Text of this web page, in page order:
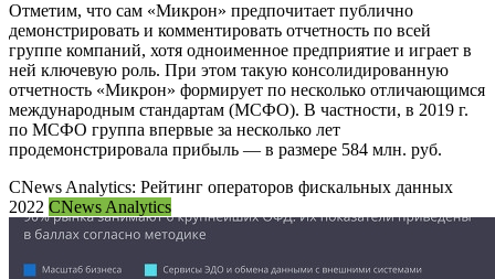
Отметим, что сам «Микрон» предпочитает публично
демонстрировать и комментировать отчетность по всей
группе компаний, хотя одноименное предприятие и играет в
ней ключевую роль. При этом такую консолидированную
отчетность «Микрон» формирует по несколько отличающимся
международным стандартам (МСФО). В частности, в 2019 г.
по МСФО группа впервые за несколько лет
продемонстрировала прибыль — в размере 584 млн. руб.
CNews Analytics: Рейтинг операторов фискальных данных
2022 CNews Analytics